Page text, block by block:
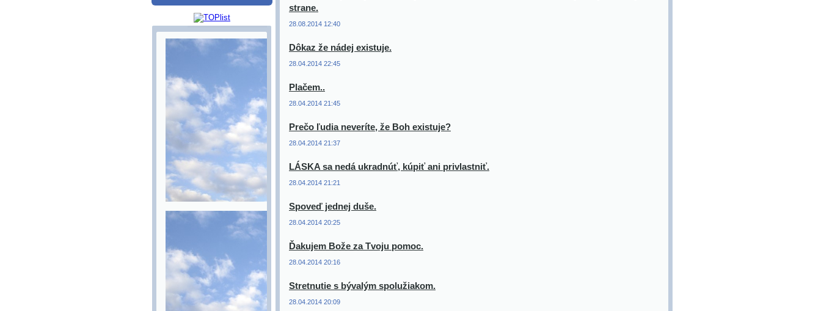
strane.
28.08.2014 12:40
Dôkaz že nádej existuje.
28.04.2014 22:45
Plačem..
28.04.2014 21:45
Prečo ľudia neveríte, že Boh existuje?
28.04.2014 21:37
LÁSKA sa nedá ukradnúť, kúpiť ani privlastniť.
28.04.2014 21:21
Spoveď jednej duše.
28.04.2014 20:25
Ďakujem Bože za Tvoju pomoc.
28.04.2014 20:16
Stretnutie s bývalým spolužiakom.
28.04.2014 20:09